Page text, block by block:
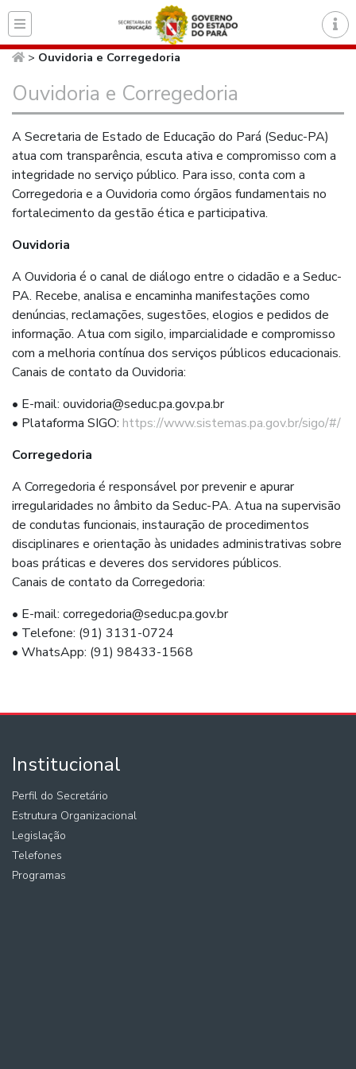
Página inicial do
> Ouvidoria e Corregedoria
Ouvidoria e Corregedoria
A Secretaria de Estado de Educação do Pará (Seduc-PA)
atua com transparência, escuta ativa e compromisso com a
integridade no serviço público. Para isso, conta com a
Corregedoria e a Ouvidoria como órgãos fundamentais no
fortalecimento da gestão ética e participativa.
Ouvidoria
A Ouvidoria é o canal de diálogo entre o cidadão e a Seduc-
PA. Recebe, analisa e encaminha manifestações como
denúncias, reclamações, sugestões, elogios e pedidos de
informação. Atua com sigilo, imparcialidade e compromisso
com a melhoria contínua dos serviços públicos educacionais.
Canais de contato da Ouvidoria:
•⁠ ⁠E-mail: ouvidoria@seduc.pa.gov.pa.br
•⁠ ⁠Plataforma SIGO: https://www.sistemas.pa.gov.br/sigo/#/
Corregedoria
A Corregedoria é responsável por prevenir e apurar
irregularidades no âmbito da Seduc-PA. Atua na supervisão
de condutas funcionais, instauração de procedimentos
disciplinares e orientação às unidades administrativas sobre
boas práticas e deveres dos servidores públicos.
Canais de contato da Corregedoria:
•⁠ ⁠E-mail: corregedoria@seduc.pa.gov.br
•⁠ ⁠Telefone: (91) 3131-0724
•⁠ ⁠WhatsApp: (91) 98433-1568
Institucional
Perfil do Secretário
Estrutura Organizacional
Legislação
Telefones
Programas